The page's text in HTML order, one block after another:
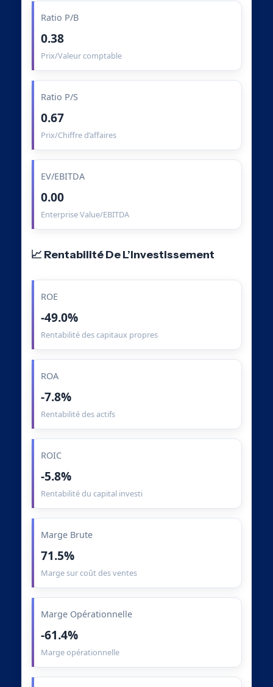
Ratio P/B
0.38
Prix/Valeur comptable
Ratio P/S
0.67
Prix/Chiffre d’affaires
EV/EBITDA
0.00
Enterprise Value/EBITDA
📈 Rentabilité De L’Investissement
ROE
-49.0%
Rentabilité des capitaux propres
ROA
-7.8%
Rentabilité des actifs
ROIC
-5.8%
Rentabilité du capital investi
Marge Brute
71.5%
Marge sur coût des ventes
Marge Opérationnelle
-61.4%
Marge opérationnelle